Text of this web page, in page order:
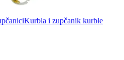
Kurbla i zupčanik kurble